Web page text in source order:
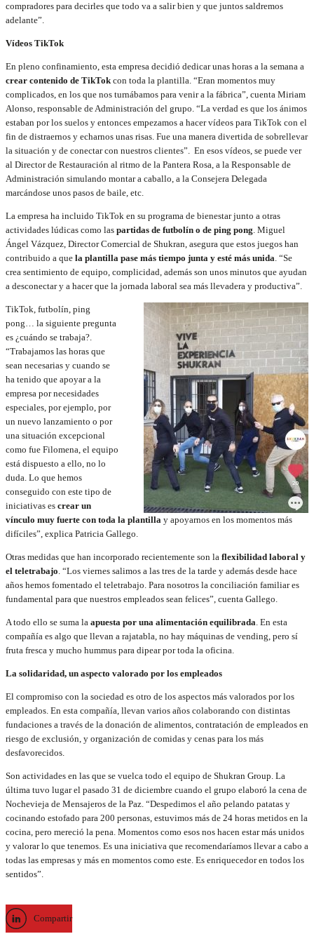
compradores para decirles que todo va a salir bien y que juntos saldremos
adelante”.
Vídeos TikTok
En pleno confinamiento, esta empresa decidió dedicar unas horas a la semana a
crear contenido de TikTok con toda la plantilla. “Eran momentos muy
complicados, en los que nos turnábamos para venir a la fábrica”, cuenta Miriam
Alonso, responsable de Administración del grupo. “La verdad es que los ánimos
estaban por los suelos y entonces empezamos a hacer vídeos para TikTok con el
fin de distraernos y echarnos unas risas. Fue una manera divertida de sobrellevar
la situación y de conectar con nuestros clientes”. En esos vídeos, se puede ver
al Director de Restauración al ritmo de la Pantera Rosa, a la Responsable de
Administración simulando montar a caballo, a la Consejera Delegada
marcándose unos pasos de baile, etc.
La empresa ha incluido TikTok en su programa de bienestar junto a otras
actividades lúdicas como las partidas de futbolín o de ping pong. Miguel
Ángel Vázquez, Director Comercial de Shukran, asegura que estos juegos han
contribuido a que la plantilla pase más tiempo junta y esté más unida. “Se
crea sentimiento de equipo, complicidad, además son unos minutos que ayudan
a desconectar y a hacer que la jornada laboral sea más llevadera y productiva”.
TikTok, futbolín, ping
pong… la siguiente pregunta
es ¿cuándo se trabaja?.
“Trabajamos las horas que
sean necesarias y cuando se
ha tenido que apoyar a la
empresa por necesidades
especiales, por ejemplo, por
un nuevo lanzamiento o por
una situación excepcional
como fue Filomena, el equipo
está dispuesto a ello, no lo
duda. Lo que hemos
conseguido con este tipo de
iniciativas es crear un
vínculo muy fuerte con toda la plantilla y apoyarnos en los momentos más
difíciles”, explica Patricia Gallego.
Otras medidas que han incorporado recientemente son la flexibilidad laboral y
el teletrabajo . “Los viernes salimos a las tres de la tarde y además desde hace
años hemos fomentado el teletrabajo. Para nosotros la conciliación familiar es
fundamental para que nuestros empleados sean felices”, cuenta Gallego.
A todo ello se suma la apuesta por una alimentación equilibrada . En esta
compañía es algo que llevan a rajatabla, no hay máquinas de vending, pero sí
fruta fresca y mucho hummus para dipear por toda la oficina.
La solidaridad, un aspecto valorado por los empleados
El compromiso con la sociedad es otro de los aspectos más valorados por los
empleados. En esta compañía, llevan varios años colaborando con distintas
fundaciones a través de la donación de alimentos, contratación de empleados en
riesgo de exclusión, y organización de comidas y cenas para los más
desfavorecidos.
Son actividades en las que se vuelca todo el equipo de Shukran Group. La
última tuvo lugar el pasado 31 de diciembre cuando el grupo elaboró la cena de
Nochevieja de Mensajeros de la Paz. “Despedimos el año pelando patatas y
cocinando estofado para 200 personas, estuvimos más de 24 horas metidos en la
cocina, pero mereció la pena. Momentos como esos nos hacen estar más unidos
y valorar lo que tenemos. Es una iniciativa que recomendaríamos llevar a cabo a
todas las empresas y más en momentos como este. Es enriquecedor en todos los
sentidos”.
Compartir